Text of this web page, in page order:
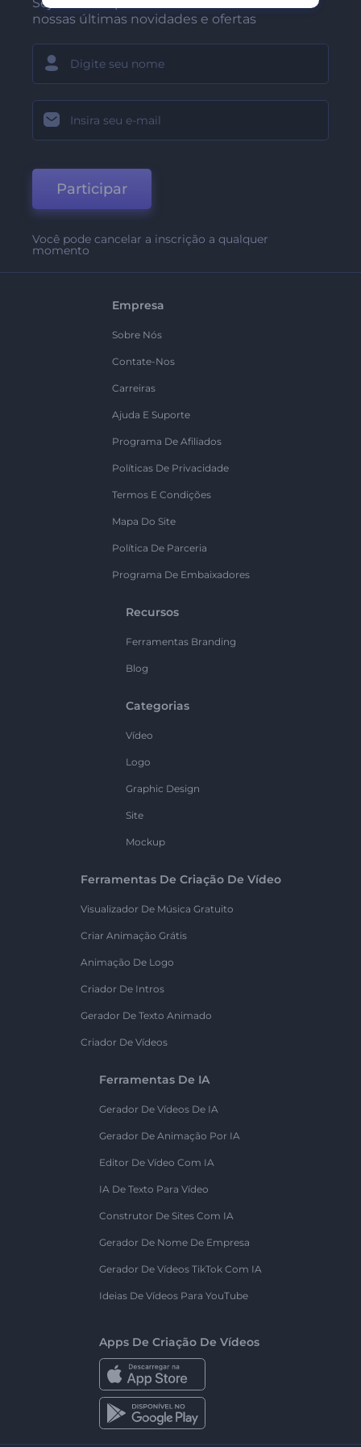
nossas últimas novidades e ofertas
Participar
Você pode cancelar a inscrição a qualquer
momento
Empresa
Sobre Nós
Contate-Nos
Carreiras
Ajuda E Suporte
Programa De Afiliados
Políticas De Privacidade
Termos E Condições
Mapa Do Site
Política De Parceria
Programa De Embaixadores
Recursos
Ferramentas Branding
Blog
Categorias
Vídeo
Logo
Graphic Design
Site
Mockup
Ferramentas De Criação De Vídeo
Visualizador De Música Gratuito
Criar Animação Grátis
Animação De Logo
Criador De Intros
Gerador De Texto Animado
Criador De Vídeos
Ferramentas De IA
Gerador De Vídeos De IA
Gerador De Animação Por IA
Editor De Vídeo Com IA
IA De Texto Para Vídeo
Construtor De Sites Com IA
Gerador De Nome De Empresa
Gerador De Vídeos TikTok Com IA
Ideias De Vídeos Para YouTube
Apps De Criação De Vídeos